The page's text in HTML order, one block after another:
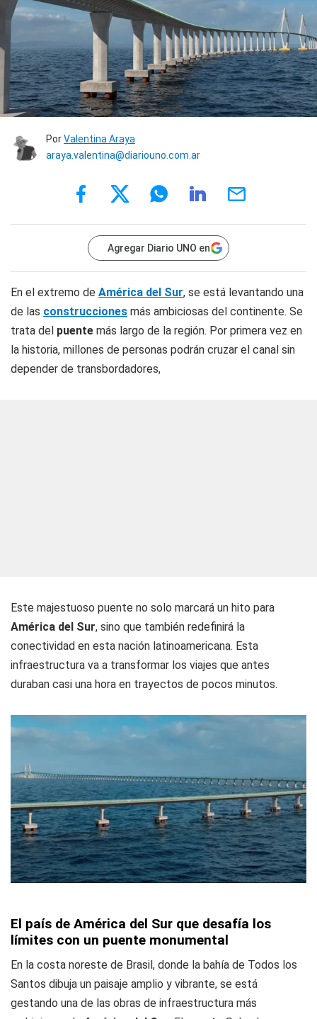
PorValentina Araya
araya.valentina@diariouno.com.ar
Agregar Diario UNO en
En el extremo de América del Sur, se está levantando una
de las construcciones más ambiciosas del continente. Se
trata del puente más largo de la región. Por primera vez en
la historia, millones de personas podrán cruzar el canal sin
depender de transbordadores,
Este majestuoso puente no solo marcará un hito para
América del Sur, sino que también redefinirá la
conectividad en esta nación latinoamericana. Esta
infraestructura va a transformar los viajes que antes
duraban casi una hora en trayectos de pocos minutos.
El país de América del Sur que desafía los
límites con un puente monumental
En la costa noreste de Brasil, donde la bahía de Todos los
Santos dibuja un paisaje amplio y vibrante, se está
gestando una de las obras de infraestructura más